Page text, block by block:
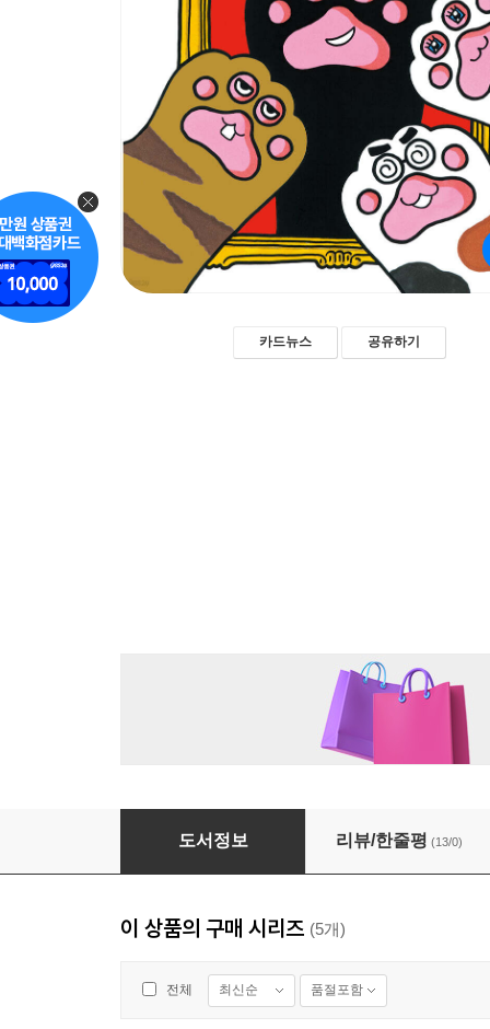
카드뉴스 공유하기
무적의 고양이 손 4
도서정보 리뷰/한줄평 (13/0)
이 상품의 구매 시리즈 (5개)
전체 최신순 품절포함